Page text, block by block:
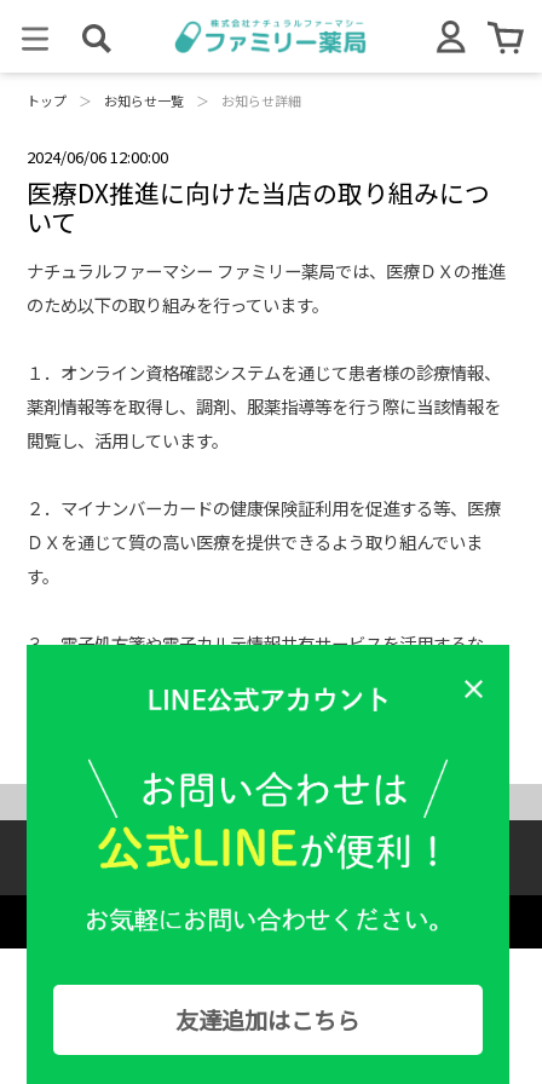
友達追加はこちら
トップ ＞ お知らせ一覧 ＞ お知らせ詳細
2024/06/06 12:00:00
医療DX推進に向けた当店の取り組みにつ
いて
ナチュラルファーマシー ファミリー薬局では、医療ＤＸの推進
のため以下の取り組みを行っています。
１．オンライン資格確認システムを通じて患者様の診療情報、
薬剤情報等を取得し、調剤、服薬指導等を行う際に当該情報を
閲覧し、活用しています。
２．マイナンバーカードの健康保険証利用を促進する等、医療
ＤＸを通じて質の高い医療を提供できるよう取り組んでいま
す。
３．電子処方箋や電子カルテ情報共有サービスを活用するな
ABOUT US Help & Guide
Copyright：© Familiy Pharmacy All Rights Reserved.